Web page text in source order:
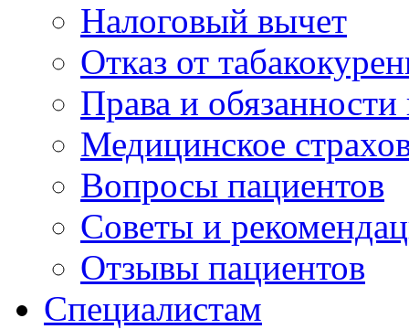
Налоговый вычет
Отказ от
Права и
Медицинское
Вопросы пациентов
Советы и
Отзывы пациентов
Специалистам